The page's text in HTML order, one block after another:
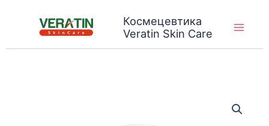
Космецевтика
Veratin Skin Care